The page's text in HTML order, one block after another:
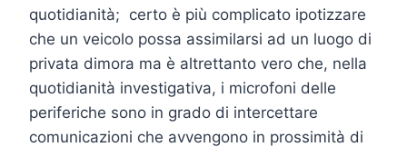
quotidianità; certo è più complicato ipotizzare
che un veicolo possa assimilarsi ad un luogo di
privata dimora ma è altrettanto vero che, nella
quotidianità investigativa, i microfoni delle
periferiche sono in grado di intercettare
comunicazioni che avvengono in prossimità di